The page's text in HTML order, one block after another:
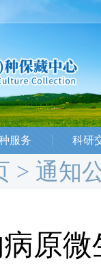
服务 科研
> 通知
原